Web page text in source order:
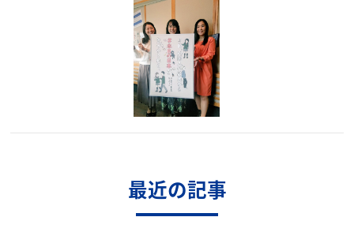
最近の記事